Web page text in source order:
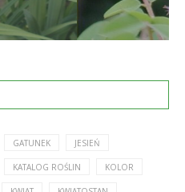
GATUNEK JESIEŃ
KATALOG ROŚLIN KOLOR